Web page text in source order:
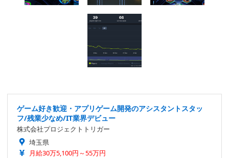
ゲーム好き歓迎・アプリゲーム開発のアシスタントスタッ
フ/残業少なめ/IT業界デビュー
株式会社プロジェクトトリガー
埼玉県
月給30万5,100円～55万円